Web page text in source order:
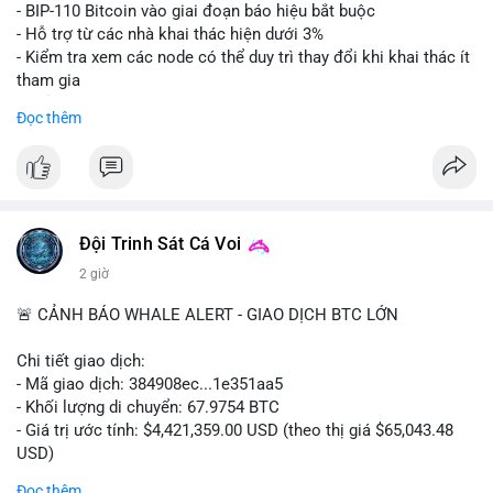
Lời khuyên: Nhà đầu tư nhỏ lẻ nên thận trọng quan sát biến
động thanh khoản trong 24-48 giờ tới. Tránh hành động theo
cảm xúc, hãy chờ xác nhận điểm đến của số BTC này trước khi
điều chỉnh vị thế.
#556btc #36trusd
- BIP-110 Bitcoin vào giai đoạn báo hiệu bắt buộc
- Hỗ trợ từ các nhà khai thác hiện dưới 3%
- Kiểm tra xem các node có thể duy trì thay đổi khi khai thác ít
tham gia
📰 Nguồn: Cointelegraph
Đọc thêm
Đội Trinh Sát Cá Voi
2 giờ
🚨 CẢNH BÁO WHALE ALERT - GIAO DỊCH BTC LỚN
Chi tiết giao dịch:
- Mã giao dịch: 384908ec...1e351aa5
- Khối lượng di chuyển: 67.9754 BTC
- Giá trị ước tính: $4,421,359.00 USD (theo thị giá $65,043.48
USD)